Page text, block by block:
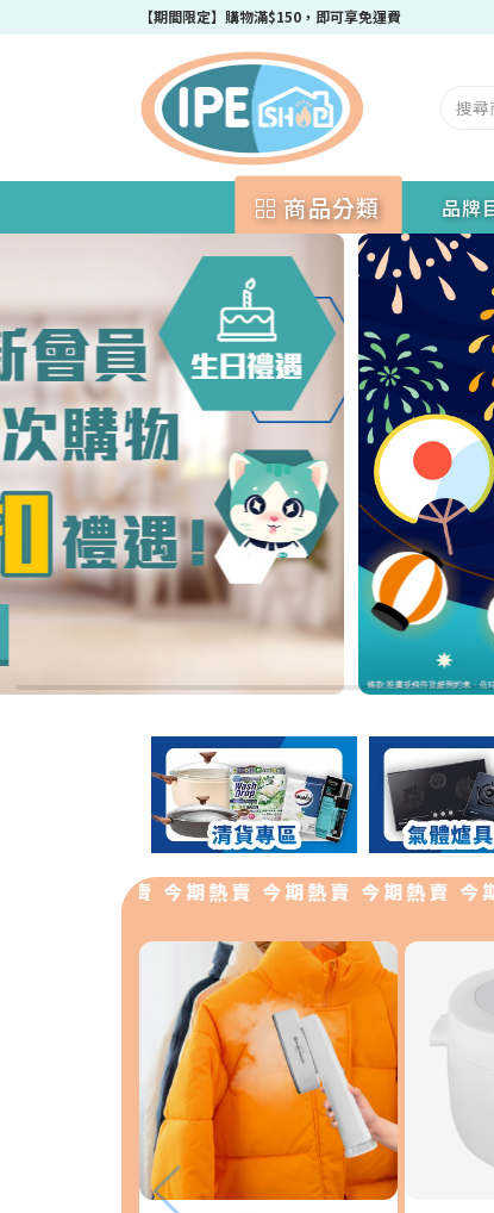
成為IPEshop會員，新會員即可獲得迎新$50購物優惠碼
商品分類 品牌
今期熱賣 今期熱賣 今期熱賣 今期熱賣 今期